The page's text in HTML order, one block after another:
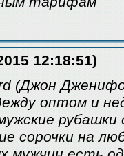
12:18:51)
(Джон
оптом и
рубашки
сорочки на